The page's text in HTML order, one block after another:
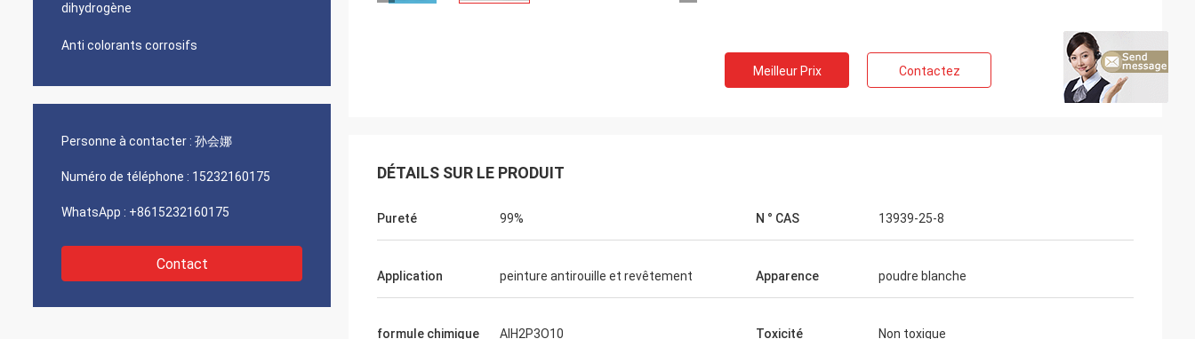
dihydrogène
Anti colorants corrosifs
Personne à contacter : 孙会娜
Numéro de téléphone : 15232160175
WhatsApp : +8615232160175
Contact
Meilleur Prix Contactez
DÉTAILS SUR LE PRODUIT
Pureté 99% N ° CAS 13939-25-8
Application peinture antirouille et revêtement Apparence poudre blanche
formule chimique AlH2P3O10 Toxicité Non toxique